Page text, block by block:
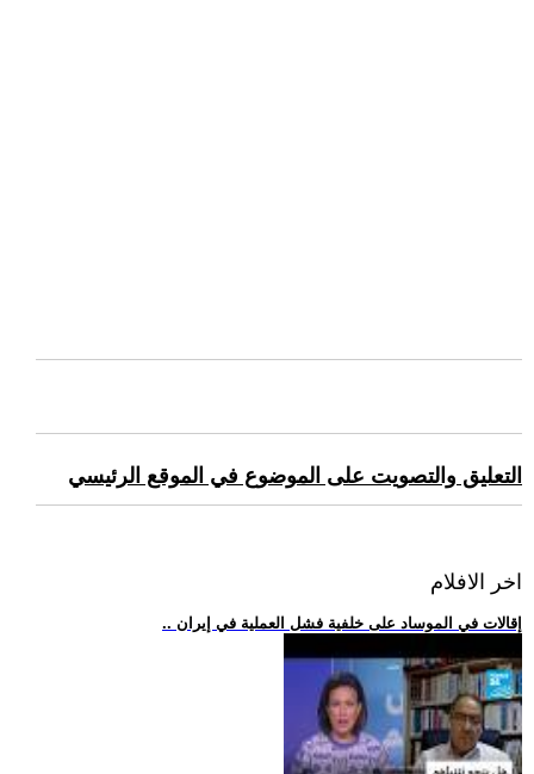
التعليق والتصويت على الموضوع في الموقع الرئيسي
اخر الافلام
.. إقالات في الموساد على خلفية فشل العملية في إيران